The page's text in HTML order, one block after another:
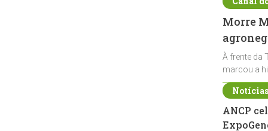
Morre
À frente da
marcou a
ANCP